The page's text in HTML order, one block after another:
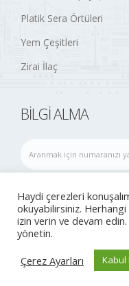
Platik Sera Örtüleri
Yem Çeşitleri
Zirai İlaç
BILGI ALMA
© 2020 Tüm hakları saklıdır..
Haydi çerezleri
okuyabilirsiniz. Herhangi
izin verin ve devam edin.
yönetin.
Çerez Ayarları
Kabul